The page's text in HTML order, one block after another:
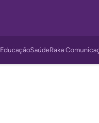
EducaçãoSaúdeRaka